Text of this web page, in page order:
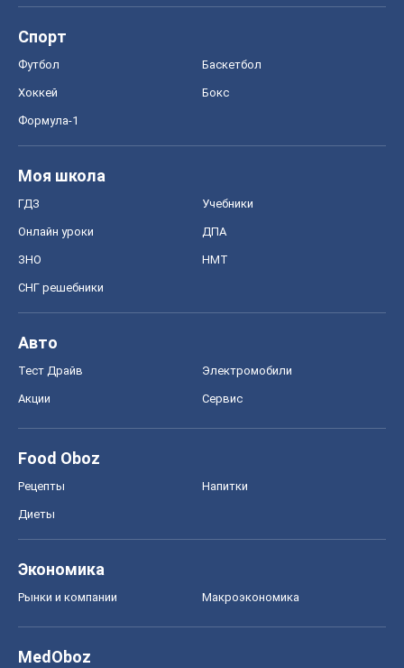
Спорт
Футбол Баскетбол
Хоккей Бокс
Формула-1
Моя школа
ГДЗ Учебники
Онлайн уроки ДПА
ЗНО НМТ
СНГ решебники
Авто
Тест Драйв Электромобили
Акции Сервис
Food Oboz
Рецепты Напитки
Диеты
Экономика
Рынки и компании Mакроэкономика
MedOboz